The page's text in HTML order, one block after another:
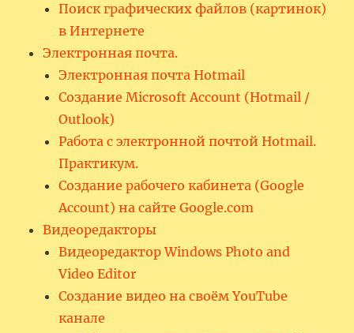
Поиск графических файлов (картинок)
в Интернете
Электронная почта.
Электронная почта Hotmail
Создание Microsoft Account (Hotmail /
Outlook)
Работа с электронной почтой Hotmail.
Практикум.
Создание рабочего кабинета (Google
Account) на сайте Google.com
Видеоредакторы
Видеоредактор Windows Photo and
Video Editor
Создание видео на своём YouTube
канале